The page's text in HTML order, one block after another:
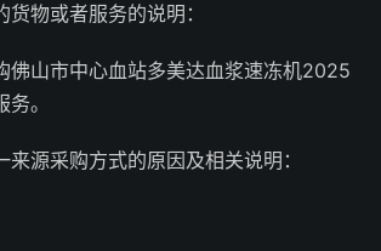
物或者服务的说明：
山市中心血站多美达血浆速冻机2025
。
源采购方式的原因及相关说明：